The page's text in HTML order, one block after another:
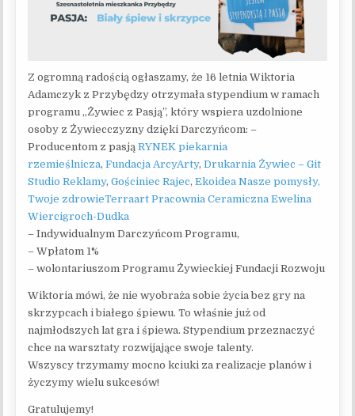
Z ogromną radością ogłaszamy, że 16 letnia Wiktoria
Adamczyk z Przybędzy otrzymała stypendium w ramach
programu „Żywiec z Pasją”, który wspiera uzdolnione
osoby z Żywiecczyzny dzięki Darczyńcom: –
Producentom z pasjąRYNEK piekarnia
rzemieślnicza,Fundacja ArcyArty,Drukarnia Żywiec – Git
Studio Reklamy,Gościniec Rajec,Ekoidea Nasze pomysły,
Twoje zdrowieTerraart Pracownia Ceramiczna Ewelina
Wiercigroch-Dudka
– Indywidualnym Darczyńcom Programu,
– Wpłatom 1%
– wolontariuszom Programu Żywieckiej Fundacji Rozwoju
Wiktoria mówi, że nie wyobraża sobie życia bez gry na
skrzypcach i białego śpiewu. To właśnie już od
najmłodszych lat gra i śpiewa. Stypendium przeznaczyć
chce na warsztaty rozwijające swoje talenty.
Wszyscy trzymamy mocno kciuki za realizacje planów i
życzymy wielu sukcesów!
Gratulujemy!